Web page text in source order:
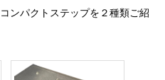
ンパクトステップを２種類ご紹